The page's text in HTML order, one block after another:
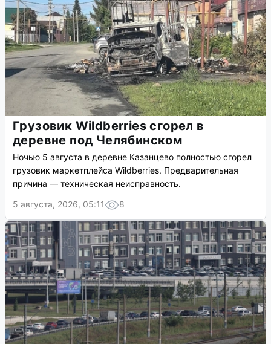
Грузовик Wildberries сгорел в
деревне под Челябинском
Ночью 5 августа в деревне Казанцево полностью сгорел
грузовик маркетплейса Wildberries. Предварительная
причина — техническая неисправность.
5 августа, 2026, 05:11
8